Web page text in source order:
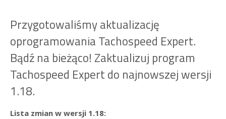
Przygotowaliśmy aktualizację
oprogramowania Tachospeed Expert.
Bądź na bieżąco! Zaktualizuj program
Tachospeed Expert do najnowszej wersji
1.18.
Lista zmian w wersji 1.18: